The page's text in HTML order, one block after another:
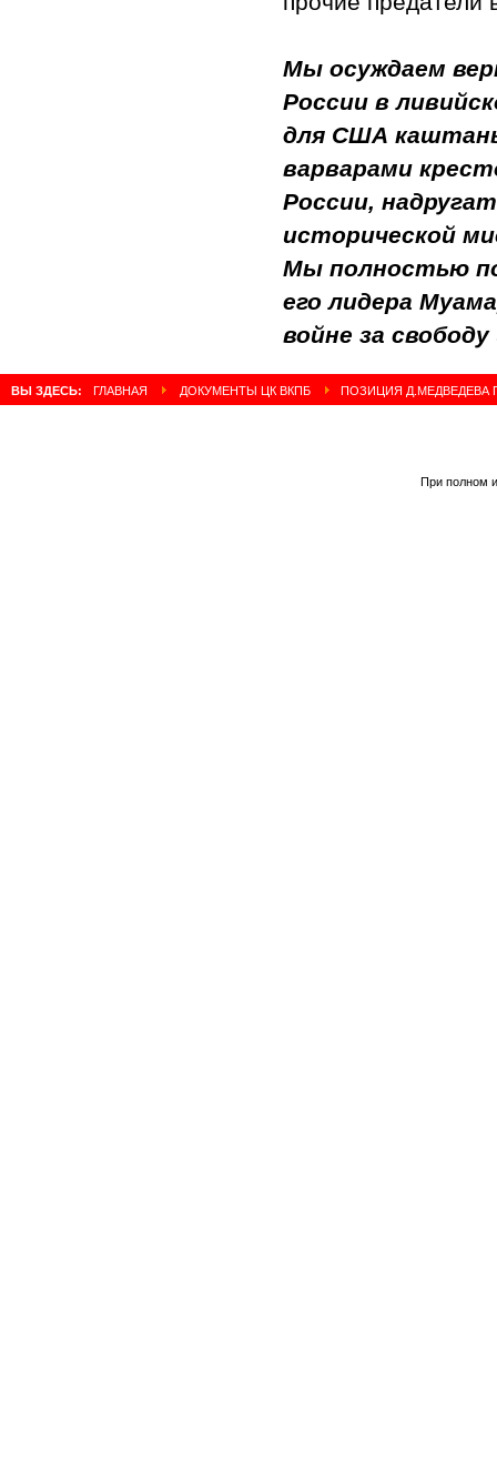
Мы осуждаем
России в
для США каштаны
варварами
России,
исторической
Мы полностью
его лидера
войне за
ВЫ ЗДЕСЬ: ГЛАВНАЯ ДОКУМЕНТЫ ЦК ВКПБ ПОЗИЦИЯ Д.МЕДВЕДЕВА
При полном